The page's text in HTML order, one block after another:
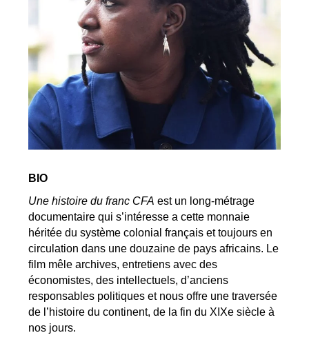
BIO
Une histoire du franc CFA est un long-métrage
documentaire qui s’intéresse a cette monnaie
héritée du système colonial français et toujours en
circulation dans une douzaine de pays africains. Le
film mêle archives, entretiens avec des
économistes, des intellectuels, d’anciens
responsables politiques et nous offre une traversée
de l’histoire du continent, de la fin du XIXe siècle à
nos jours.